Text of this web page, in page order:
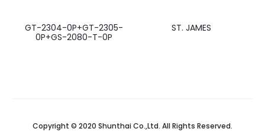
GT-2304-0P+GT-2305-
0P+GS-2080-T-0P
ST. JAMES
Copyright © 2020 Shunthai Co.,Ltd. All Rights Reserved.